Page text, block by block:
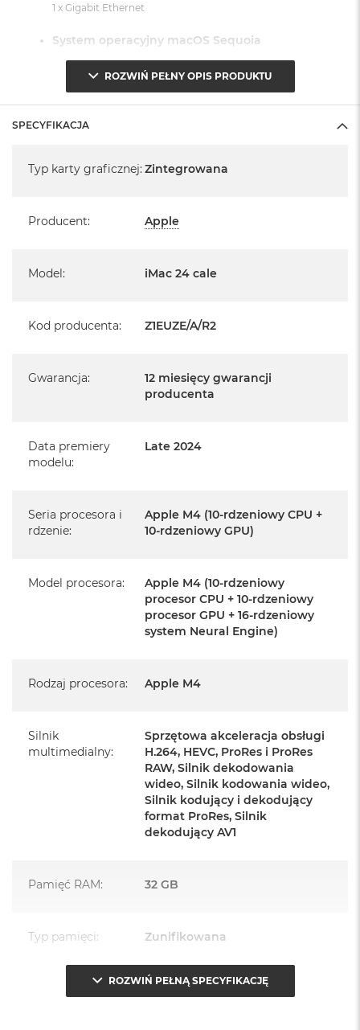
1 x Gigabit Ethernet
System operacyjny macOS Sequoia
- lub nowszy, z darmową aktualizacją.
Informacje o produkcie:
Posiada pełną, 12 miesięczną gwarancję
Realizowaną w każdym autoryzowanym punkcie
Szczegółowe informacje na ten temat uzyskają Państwo
kontaktując się z naszym handlowcem.
Posiada system operacyjny macOS w języku
polskim oraz polskie menu
urządzenia.
Magic Keyboard z Touch ID
Zasilacz o mocy 143W
Przewód USB‑C do ładowania
PASUJE WSZĘDZIE– Ten zaskakująco smukły, dostępny w
zrobisz więcej szybciej. Bawisz się czy pracujesz, edytujesz
ROZWIŃ PEŁNY OPIS PRODUKTU
SPECYFIKACJA
Typ karty graficznej: Zintegrowana
Producent: Apple
Model: iMac 24 cale
Kod producenta: Z1EUZE/A/R2
Gwarancja:
12 miesięcy gwarancji
producenta
Data premiery
modelu:
Late 2024
Seria procesora i
rdzenie:
Apple M4 (10-rdzeniowy CPU +
10-rdzeniowy GPU)
Model procesora:
Apple M4 (10-rdzeniowy
procesor CPU + 10-rdzeniowy
procesor GPU + 16-rdzeniowy
system Neural Engine)
Rodzaj procesora: Apple M4
Silnik
multimedialny:
Sprzętowa akceleracja obsługi
H.264, HEVC, ProRes i ProRes
RAW, Silnik dekodowania
wideo, Silnik kodowania wideo,
Silnik kodujący i dekodujący
format ProRes, Silnik
dekodujący AV1
Pamięć RAM: 32 GB
Typ pamięci: Zunifikowana
Przepustowość
120 GB/s
ROZWIŃ PEŁNĄ SPECYFIKACJĘ